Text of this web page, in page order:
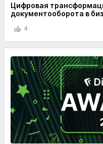
Цифровая
документооборота в
4